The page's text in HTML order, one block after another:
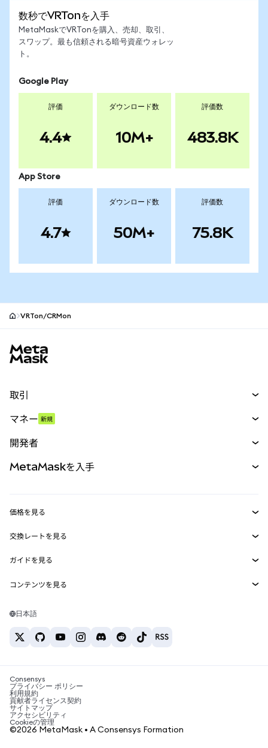
数秒でVRTonを入手
MetaMaskでVRTonを購入、売却、取引、
スワップ。最も信頼される暗号資産ウォレッ
ト。
Google Play
評価
4.4
ダウンロード数
10M+
評価数
483.8K
App Store
評価
4.7
ダウンロード数
50M+
評価数
75.8K
VRTon/CRMon
取引
パーペチュアル
RWA
マネー 新規
開発者
MetaMask Connect
Snaps
Web3サービス
MetaMaskを入手
セキュリティ
サポート
キャリア
お問い合わせ
価格を見る
イーサリアムの価格
Solanaの価格
Tetherの価格
交換レートを見る
ETH→USD
USDT→INR
BTC→INR
ETH→USDT
ガイドを見る
ETHの購入
USDTの購入
SHIBの購入
BNBの購入
コンテンツを見る
Solanaウォレット
税制関連ニュース
暗号資産の購入方法は？
ビットコインを売るには？
日本語
Consensys
プライバシー ポリシー
利用規約
貢献者ライセンス契約
サイトマップ
アクセシビリティ
Cookieの管理
©2026 MetaMask • A Consensys Formation